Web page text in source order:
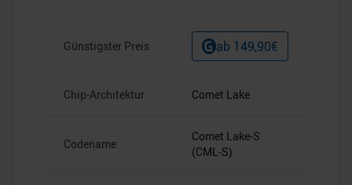
Günstigster Preis ab 149,90€
Chip-Architektur Comet Lake
Codename
Comet Lake-S
(CML-S)